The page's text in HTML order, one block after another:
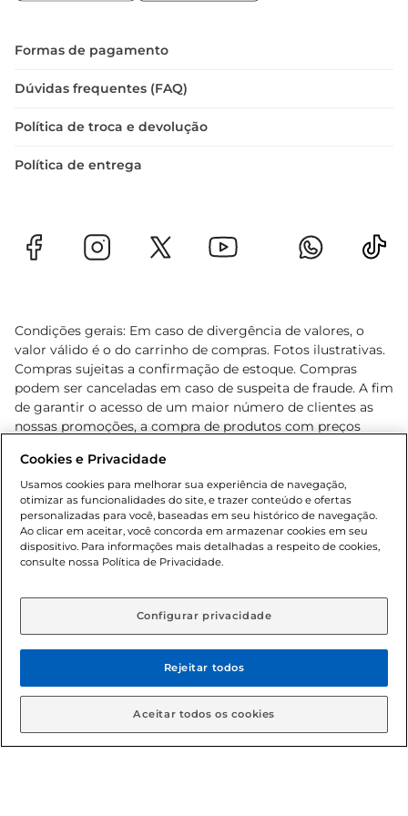
busca inovação na decoração.
transforma qualquer ambiente, trazendo um
Formas de pagamento
Dúvidas frequentes (FAQ)
Política de troca e devolução
Política de entrega
Condições gerais: Em caso de divergência de valores, o
valor válido é o do carrinho de compras. Fotos ilustrativas.
Compras sujeitas a confirmação de estoque. Compras
podem ser canceladas em caso de suspeita de fraude. A fim
de garantir o acesso de um maior número de clientes as
nossas promoções, a compra de produtos com preços
cliente. Os preços, ofertas e condições são exclusivos para
o e-commerce e válidos durante o dia de hoje, podendo
sofrer alterações sem prévia notificação. Proibida a venda
de bebidas alcoólicas para menores de 18 anos, conforme
Lei n.º 8069/90, art. 81, inciso II (Estatuto da Criança e do
Adolescente). Preços e condições exclusivos para o
aviso prévio. O valor mínimo para as compras on-line é de
© 2026 Copyright. Todos os direitos
reservados Gbarbosa.
Cookies e Privacidade
Usamos cookies para melhorar sua experiência de navegação,
otimizar as funcionalidades do site, e trazer conteúdo e ofertas
personalizadas para você, baseadas em seu histórico de navegação.
Ao clicar em aceitar, você concorda em armazenar cookies em seu
dispositivo. Para informações mais detalhadas a respeito de cookies,
consulte nossa Política de Privacidade.
Configurar privacidade
Rejeitar todos
Aceitar todos os cookies